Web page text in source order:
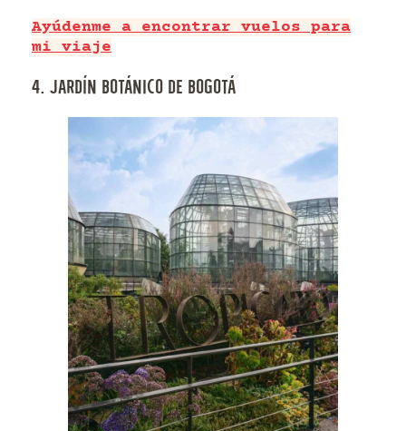
Ayúdenme a encontrar vuelos para
mi viaje
4. JARDÍN BOTÁNICO DE BOGOTÁ